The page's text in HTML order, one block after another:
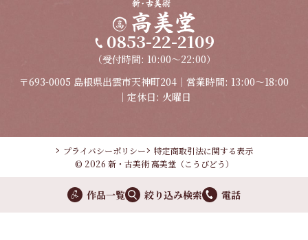
0853-22-2109
（受付時間: 10:00～22:00）
〒693-0005 島根県出雲市天神町204｜営業時間: 13:00～18:00
｜定休日: 火曜日
プライバシーポリシー
特定商取引法に関する表示
© 2026 新・古美術 高美堂（こうびどう）
作品一覧 絞り込み検索 電話